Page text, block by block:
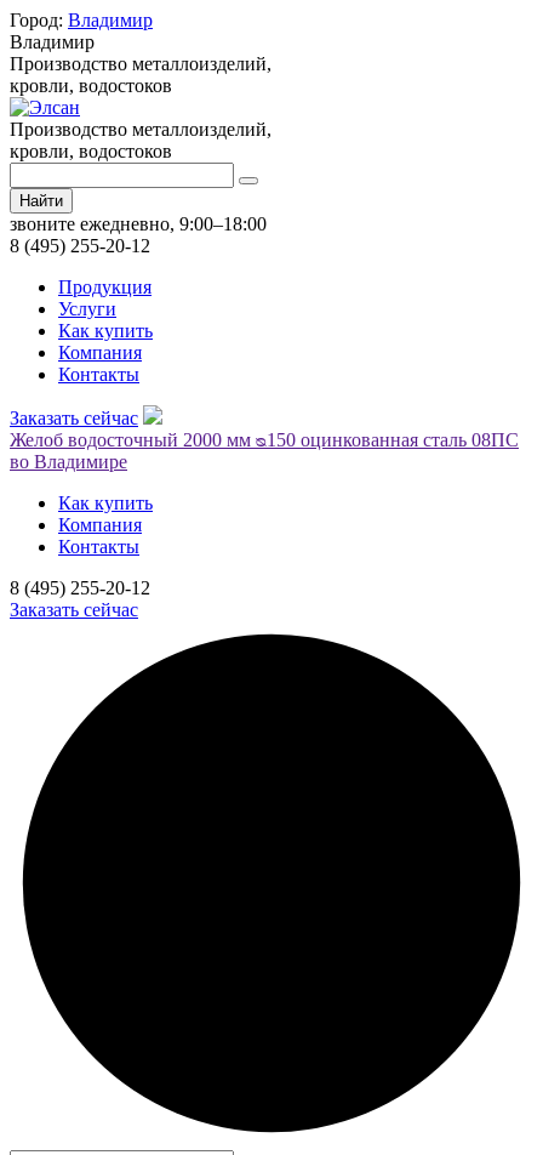
Город: Владимир
Владимир
Производство металлоизделий,
кровли, водостоков
Производство металлоизделий,
кровли, водостоков
Найти
звоните ежедневно, 9:00–18:00
8 (495) 255-20-12
Продукция
Услуги
Как купить
Компания
Контакты
Заказать сейчас
Желоб водосточный 2000 мм ᴓ150 оцинкованная сталь 08ПС
во Владимире
Как купить
Компания
Контакты
8 (495) 255-20-12
Заказать сейчас